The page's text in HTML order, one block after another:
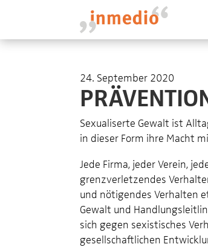
24. September 2020
Sexualiserte Gewalt ist
in dieser Form ihre Macht
Jede Firma, jeder Verein,
grenzverletzendes
und nötigendes Verhalten
Gewalt und
sich gegen sexistisches
gesellschaftlichen